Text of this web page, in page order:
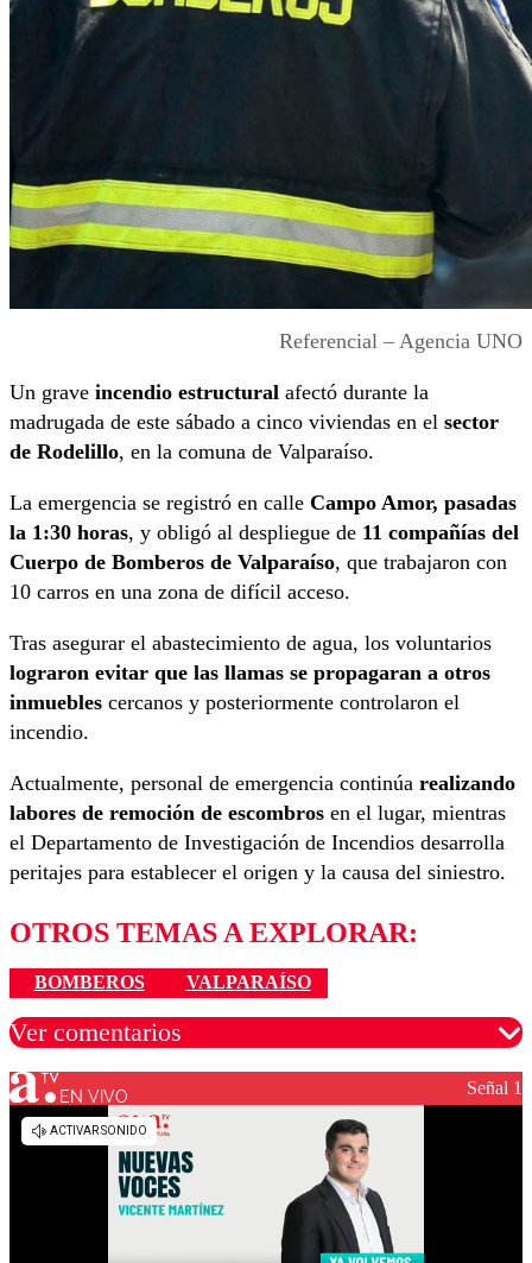
Referencial – Agencia UNO
Un grave incendio estructural afectó durante la
madrugada de este sábado a cinco viviendas en el sector
de Rodelillo, en la comuna de Valparaíso.
La emergencia se registró en calle Campo Amor, pasadas
la 1:30 horas, y obligó al despliegue de 11 compañías del
Cuerpo de Bomberos de Valparaíso, que trabajaron con
10 carros en una zona de difícil acceso.
Tras asegurar el abastecimiento de agua, los voluntarios
lograron evitar que las llamas se propagaran a otros
inmuebles cercanos y posteriormente controlaron el
incendio.
Actualmente, personal de emergencia continúa realizando
labores de remoción de escombros en el lugar, mientras
el Departamento de Investigación de Incendios desarrolla
peritajes para establecer el origen y la causa del siniestro.
OTROS TEMAS A EXPLORAR:
BOMBEROS VALPARAÍSO
Ver comentarios
Los comentarios son moderados para garantizar un
diálogo respetuoso.
EN VIVO Señal 1